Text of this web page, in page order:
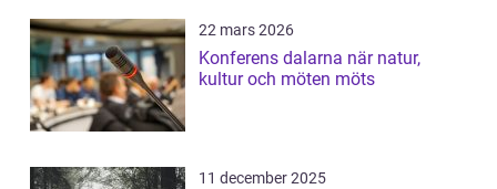
22 mars 2026
Konferens dalarna när natur,
kultur och möten möts
11 december 2025